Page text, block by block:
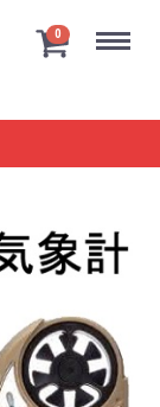
0